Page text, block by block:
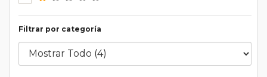
Filtrar por categoría